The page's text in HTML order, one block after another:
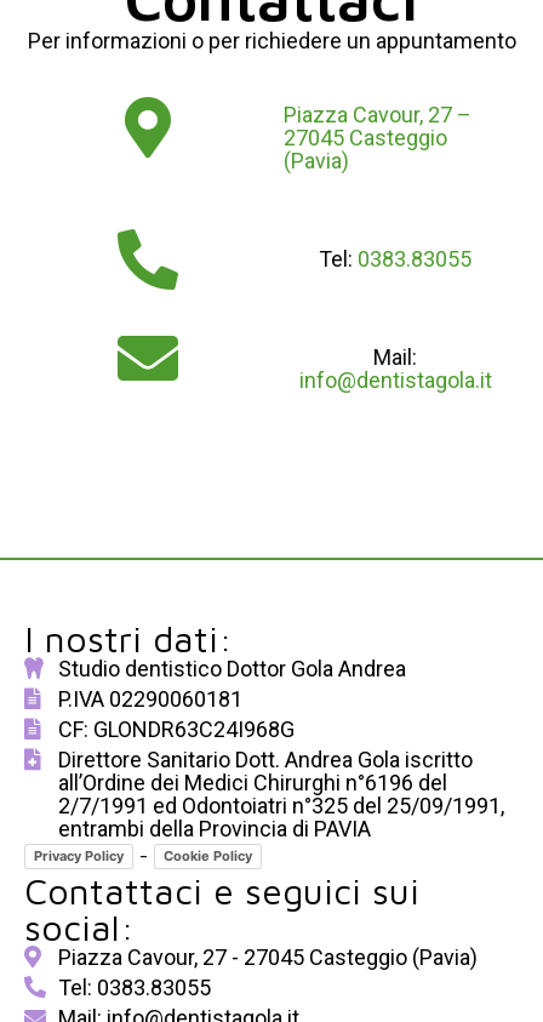
Per informazioni o per richiedere un appuntamento
Piazza Cavour, 27 –
27045 Casteggio
(Pavia)
Tel: 0383.83055
Mail:
info@dentistagola.it
I nostri dati:
Studio dentistico Dottor Gola Andrea
P.IVA 02290060181
CF: GLONDR63C24I968G
Direttore Sanitario Dott. Andrea Gola iscritto
all’Ordine dei Medici Chirurghi n°6196 del
2/7/1991 ed Odontoiatri n°325 del 25/09/1991,
entrambi della Provincia di PAVIA
Privacy Policy - Cookie Policy
Contattaci e seguici sui
social:
Piazza Cavour, 27 - 27045 Casteggio (Pavia)
Tel: 0383.83055